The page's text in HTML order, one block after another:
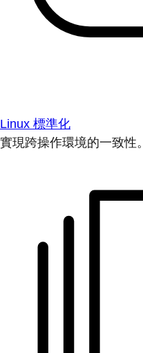
Linux 標準化
實現跨操作環境的一致性。